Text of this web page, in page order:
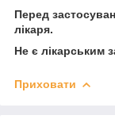
Перед
лікаря.
Не є лікарським
Приховати